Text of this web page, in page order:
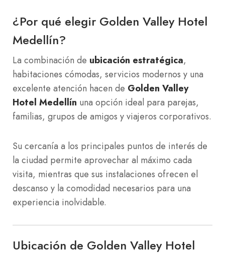
¿Por qué elegir Golden Valley Hotel
Medellín?
La combinación de ubicación estratégica,
habitaciones cómodas, servicios modernos y una
excelente atención hacen de Golden Valley
Hotel Medellín una opción ideal para parejas,
familias, grupos de amigos y viajeros corporativos.
Su cercanía a los principales puntos de interés de
la ciudad permite aprovechar al máximo cada
visita, mientras que sus instalaciones ofrecen el
descanso y la comodidad necesarios para una
experiencia inolvidable.
Ubicación de Golden Valley Hotel